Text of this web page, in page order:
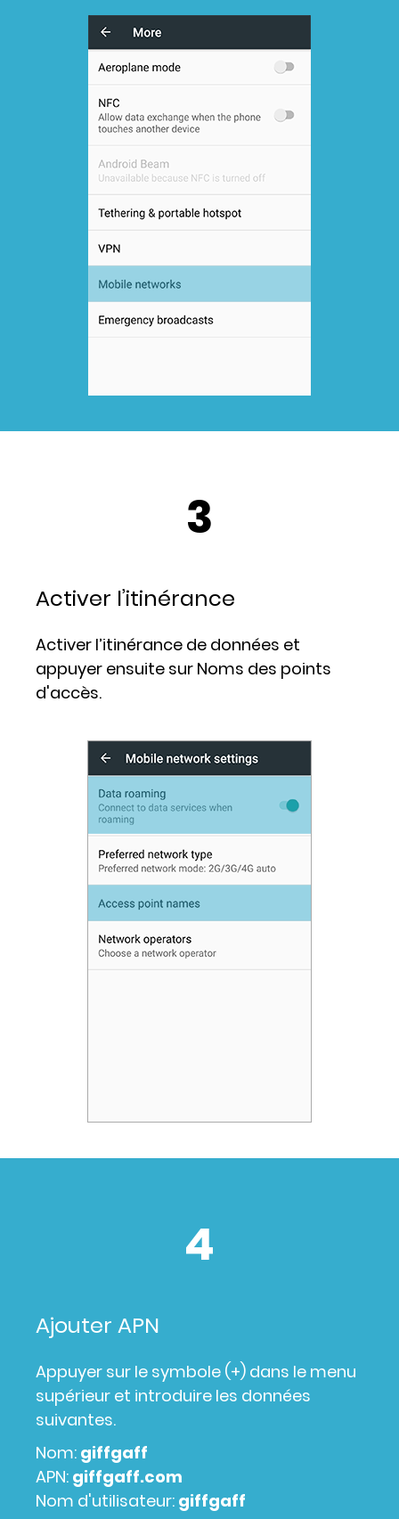
3
Activer l’itinérance
Activer l’itinérance de données et
appuyer ensuite sur Noms des points
d'accès.
4
Ajouter APN
Appuyer sur le symbole (+) dans le menu
supérieur et introduire les données
suivantes.
Nom: giffgaff
APN: giffgaff.com
Nom d'utilisateur: giffgaff